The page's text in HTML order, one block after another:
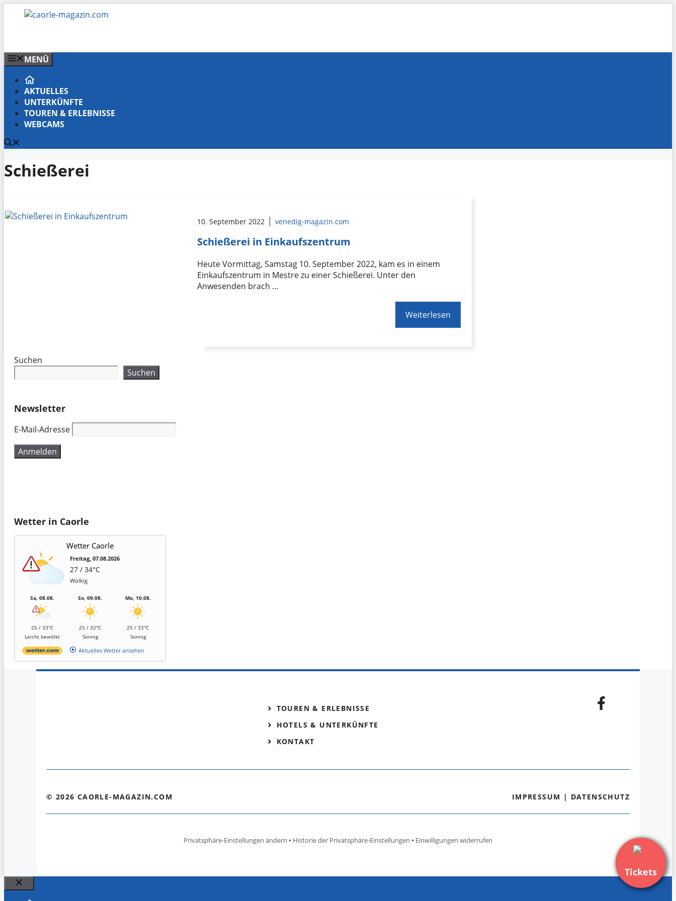
Inhalt
MENÜ
AKTUELLES
UNTERKÜNFTE
TOUREN & ERLEBNISSE
WEBCAMS
Schießerei
10. September 2022 venedig-magazin.com
Schießerei in Einkaufszentrum
Heute Vormittag, Samstag 10. September 2022, kam es in einem
Einkaufszentrum in Mestre zu einer Schießerei. Unter den
Anwesenden brach …
Weiterlesen
Suchen
Suchen
Newsletter
E-Mail-Adresse
Wetter in Caorle
Wetter Caorle
Freitag, 07.08.2026
27 / 34°C
Wolkig
Sa, 08.08.
25 / 33°C
Leicht bewölkt
So, 09.08.
25 / 32°C
Sonnig
Mo, 10.08.
25 / 33°C
Sonnig
Aktuelles Wetter ansehen
Tickets
TOUREN & ERLEBNISSE
HOTELS & UNTERKÜNFTE
KONTAKT
© 2026 CAORLE-MAGAZIN.COM IMPRESSUM | DATENSCHUTZ
Privatsphäre-Einstellungen ändern • Historie der Privatsphäre-Einstellungen • Einwilligungen widerrufen
Schließen